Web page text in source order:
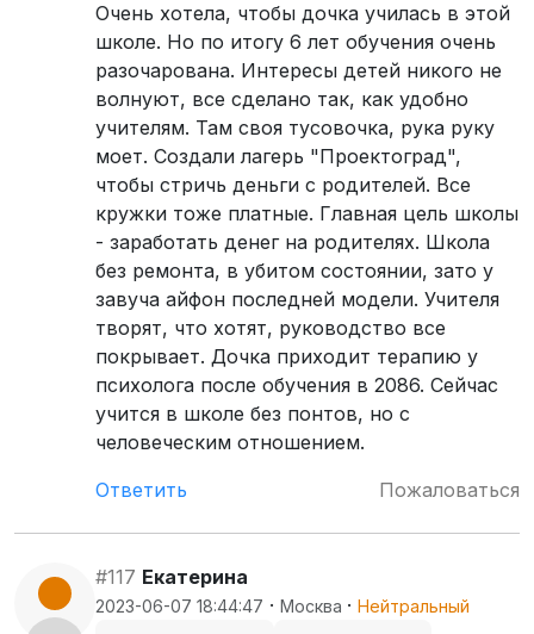
Очень хотела, чтобы дочка училась в этой
школе. Но по итогу 6 лет обучения очень
разочарована. Интересы детей никого не
волнуют, все сделано так, как удобно
учителям. Там своя тусовочка, рука руку
моет. Создали лагерь "Проектоград",
чтобы стричь деньги с родителей. Все
кружки тоже платные. Главная цель школы
- заработать денег на родителях. Школа
без ремонта, в убитом состоянии, зато у
завуча айфон последней модели. Учителя
творят, что хотят, руководство все
покрывает. Дочка приходит терапию у
психолога после обучения в 2086. Сейчас
учится в школе без понтов, но с
человеческим отношением.
Ответить
Пожаловаться
#117 Екатерина
2023-06-07 18:44:47 · Москва · Нейтральный